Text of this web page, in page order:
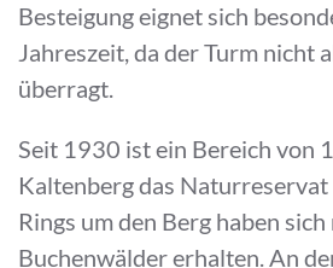
Besteigung eignet sich
Jahreszeit, da der Turm nicht
überragt.
Seit 1930 ist ein Bereich von
Kaltenberg das Naturreservat
Rings um den Berg haben
Buchenwälder erhalten. An